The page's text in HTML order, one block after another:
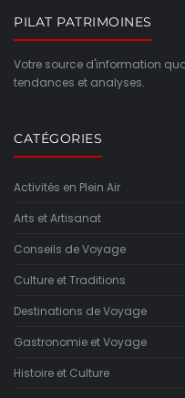
PILAT PATRIMOINES
Votre source d'information
tendances et analyses.
CATÉGORIES
Activités en Plein Air
Arts et Artisanat
Conseils de Voyage
Culture et Traditions
Destinations de Voyage
Gastronomie et Voyage
Histoire et Culture